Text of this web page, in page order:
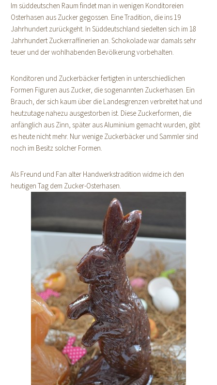
Im süddeutschen Raum findet man in wenigen Konditoreien
Osterhasen aus Zucker gegossen. Eine Tradition, die ins 19
Jahrhundert zurückgeht. In Süddeutschland siedelten sich im 18
Jahrhundert Zuckerraffinerien an. Schokolade war damals sehr
teuer und der wohlhabenden Bevölkerung vorbehalten.
Konditoren und Zuckerbäcker fertigten in unterschiedlichen
Formen Figuren aus Zucker, die sogenannten Zuckerhasen. Ein
Brauch, der sich kaum über die Landesgrenzen verbreitet hat und
heutzutage nahezu ausgestorben ist. Diese Zuckerformen, die
anfänglich aus Zinn, später aus Aluminium gemacht wurden, gibt
es heute nicht mehr. Nur wenige Zuckerbäcker und Sammler sind
noch im Besitz solcher Formen.
Als Freund und Fan alter Handwerkstradition widme ich den
heutigen Tag dem Zucker-Osterhasen.